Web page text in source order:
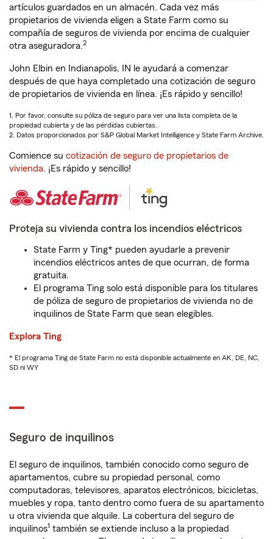
artículos guardados en un almacén. Cada vez más
propietarios de vivienda eligen a State Farm como su
compañía de seguros de vivienda por encima de cualquier
otra aseguradora.2
John Elbin en Indianapolis, IN le ayudará a comenzar
después de que haya completado una cotización de seguro
de propietarios de vivienda en línea. ¡Es rápido y sencillo!
1. Por favor, consulte su póliza de seguro para ver una lista completa de la
propiedad cubierta y de las pérdidas cubiertas.
2. Datos proporcionados por S&P Global Market Intelligence y State Farm Archive.
Comience su cotización de seguro de propietarios de
vivienda. ¡Es rápido y sencillo!
Proteja su vivienda contra los incendios eléctricos
State Farm y Ting* pueden ayudarle a prevenir
incendios eléctricos antes de que ocurran, de forma
gratuita.
El programa Ting solo está disponible para los titulares
de póliza de seguro de propietarios de vivienda no de
inquilinos de State Farm que sean elegibles.
Explora Ting
* El programa Ting de State Farm no está disponible actualmente en AK, DE, NC,
SD ni WY
Seguro de inquilinos
El seguro de inquilinos, también conocido como seguro de
apartamentos, cubre su propiedad personal, como
computadoras, televisores, aparatos electrónicos, bicicletas,
muebles y ropa, tanto dentro como fuera de su apartamento
u otra vivienda que alquile. La cobertura del seguro de
inquilinos1 también se extiende incluso a la propiedad